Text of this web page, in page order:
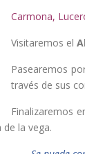
Carmona,
Visitaremos el
Pasearemos
través de sus
Finalizaremos
la vega.